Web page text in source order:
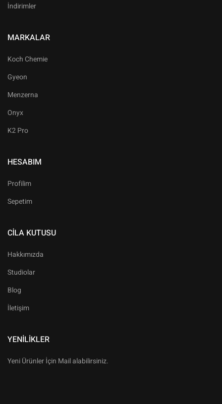
İndirimler
MARKALAR
Koch Chemie
Gyeon
Menzerna
Onyx
K2 Pro
HESABIM
Profilim
Sepetim
CILA KUTUSU
Hakkımızda
Studiolar
Blog
İletişim
YENILIKLER
Yeni Ürünler İçin Mail alabilirsiniz.